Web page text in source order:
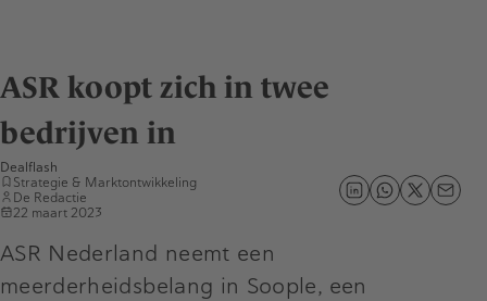
ASR koopt zich in twee
bedrijven in
Dealflash
Strategie & Marktontwikkeling
De Redactie
22 maart 2023
ASR Nederland neemt een
meerderheidsbelang in Soople, een